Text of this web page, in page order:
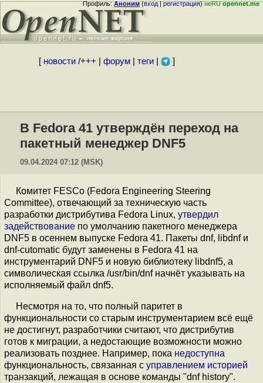
Профиль:Аноним(вход|регистрация)неRUopennet.me
[ новости/+++ форум| теги| ]
В Fedora 41 утверждён переход на
пакетный менеджер DNF5
09.04.2024 07:12 (MSK)
Комитет FESCo (Fedora Engineering Steering
Committee), отвечающий за техническую часть
разработки дистрибутива Fedora Linux, утвердил
задействование по умолчанию пакетного менеджера
DNF5 в осеннем выпуске Fedora 41. Пакеты dnf, libdnf и
dnf-cutomatic будут заменены в Fedora 41 на
инструментарий DNF5 и новую библиотеку libdnf5, а
символическая ссылка /usr/bin/dnf начнёт указывать на
исполняемый файл dnf5.
Несмотря на то, что полный паритет в
функциональности со старым инструментарием всё ещё
не достигнут, разработчики считают, что дистрибутив
готов к миграции, а недостающие возможности можно
реализовать позднее. Например, пока недоступна
функциональность, связанная с управлением историей
транзакций, лежащая в основе команды "dnf history".